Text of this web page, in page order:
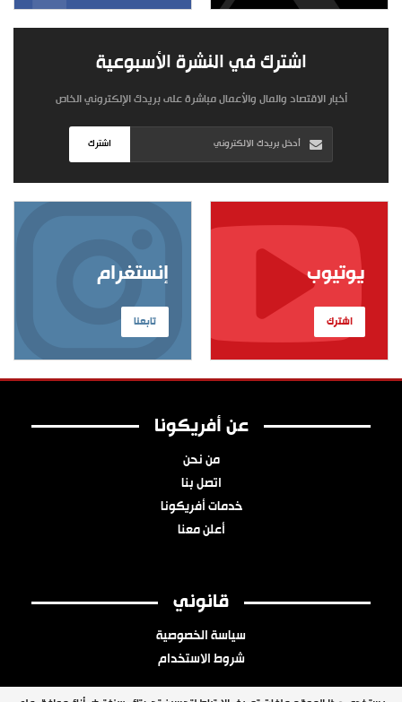
اشترك في النشرة الأسبوعية
أخبار الاقتصاد والمال والأعمال مباشرة على بريدك الإلكتروني الخاص
اشترك
إنستغرام
تابعنا
يوتيوب
اشترك
عن أفريكونا
من نحن
اتصل بنا
خدمات أفريكونا
أعلن معنا
قانوني
سياسة الخصوصية
شروط الاستخدام